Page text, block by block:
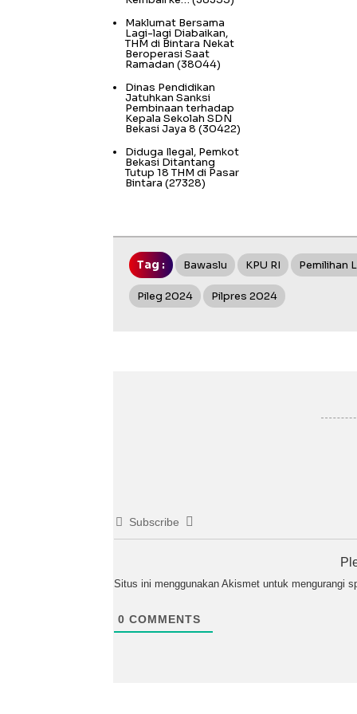
Maklumat Bersama
Lagi-lagi Diabaikan,
THM di Bintara Nekat
Beroperasi Saat
Ramadan (38044)
Dinas Pendidikan
Jatuhkan Sanksi
Pembinaan terhadap
Kepala Sekolah SDN
Bekasi Jaya 8 (30422)
Diduga Ilegal, Pemkot
Bekasi Ditantang
Tutup 18 THM di Pasar
Bintara (27328)
Tag : Bawaslu KPU RI Pemilihan
Pileg 2024 Pilpres 2024
Subscribe
Situs ini menggunakan Akismet untuk mengurangi
0 COMMENTS